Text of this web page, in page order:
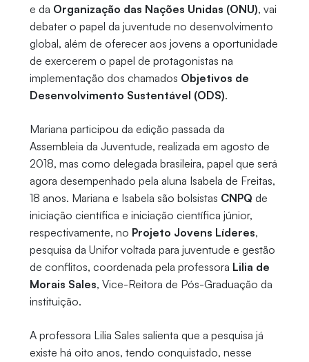
e da Organização das Nações Unidas (ONU), vai
debater o papel da juventude no desenvolvimento
global, além de oferecer aos jovens a oportunidade
de exercerem o papel de protagonistas na
implementação dos chamados Objetivos de
Desenvolvimento Sustentável (ODS).
Mariana participou da edição passada da
Assembleia da Juventude, realizada em agosto de
2018, mas como delegada brasileira, papel que será
agora desempenhado pela aluna Isabela de Freitas,
18 anos. Mariana e Isabela são bolsistas CNPQ de
iniciação científica e iniciação científica júnior,
respectivamente, no Projeto Jovens Líderes,
pesquisa da Unifor voltada para juventude e gestão
de conflitos, coordenada pela professora Lilia de
Morais Sales, Vice-Reitora de Pós-Graduação da
instituição.
A professora Lilia Sales salienta que a pesquisa já
existe há oito anos, tendo conquistado, nesse